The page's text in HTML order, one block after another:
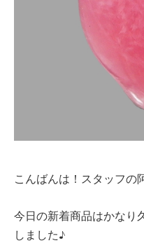
こんばんは！スタッフの
今日の新着商品はかなり
しました♪